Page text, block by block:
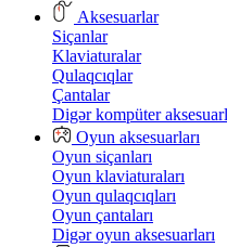
Aksesuarlar
Siçanlar
Klaviaturalar
Qulaqcıqlar
Çantalar
Digər kompüter
Oyun aksesuarları
Oyun siçanları
Oyun klaviaturaları
Oyun qulaqcıqları
Oyun çantaları
Digər oyun aksesuarları